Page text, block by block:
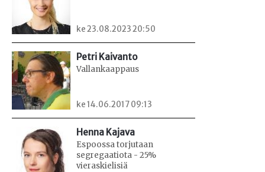
ke 23.08.2023 20:50
Petri Kaivanto
Vallankaappaus
ke 14.06.2017 09:13
Henna Kajava
Espoossa torjutaan
segregaatiota - 25%
vieraskielisiä